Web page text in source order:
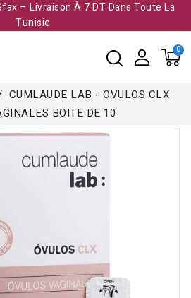
– Livraison À 7 DT Dans Toute La
Tunisie​
CUMLAUDE LAB - OVULOS CLX
BOITE DE 10